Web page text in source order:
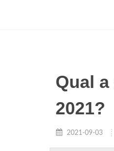
Qual
2021?
2021-09-03